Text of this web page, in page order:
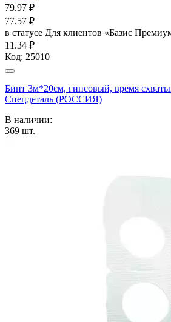
79.97 ₽
77.57 ₽
в статусе Для клиентов «Базис
11.34 ₽
Код: 25010
Бинт 3м*20см, гипсовый, время
Спецдеталь (РОССИЯ)
В наличии:
369 шт.